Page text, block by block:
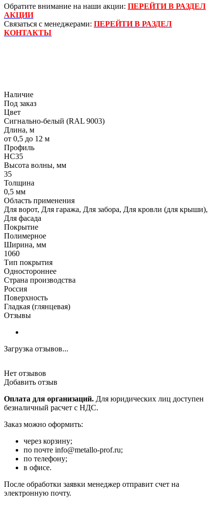
Обратите внимание на наши акции: ПЕРЕЙТИ В РАЗДЕЛ
АКЦИИ
Связаться с менеджерами: ПЕРЕЙТИ В РАЗДЕЛ
КОНТАКТЫ
Наличие
Под заказ
Цвет
Сигнально-белый (RAL 9003)
Длина, м
от 0,5 до 12 м
Профиль
НС35
Высота волны, мм
35
Толщина
0,5 мм
Область применения
Для ворот, Для гаража, Для забора, Для кровли (для крыши),
Для фасада
Покрытие
Полимерное
Ширина, мм
1060
Тип покрытия
Одностороннее
Страна производства
Россия
Поверхность
Гладкая (глянцевая)
Отзывы
Загрузка отзывов...
Нет отзывов
Добавить отзыв
Оплата для организаций. Для юридических лиц доступен
безналичный расчет с НДС.
Заказ можно оформить:
через корзину;
по почте info@metallo-prof.ru;
по телефону;
в офисе.
После обработки заявки менеджер отправит счет на
электронную почту.